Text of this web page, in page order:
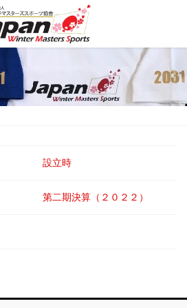
設立時
第二期決算（２０２２）